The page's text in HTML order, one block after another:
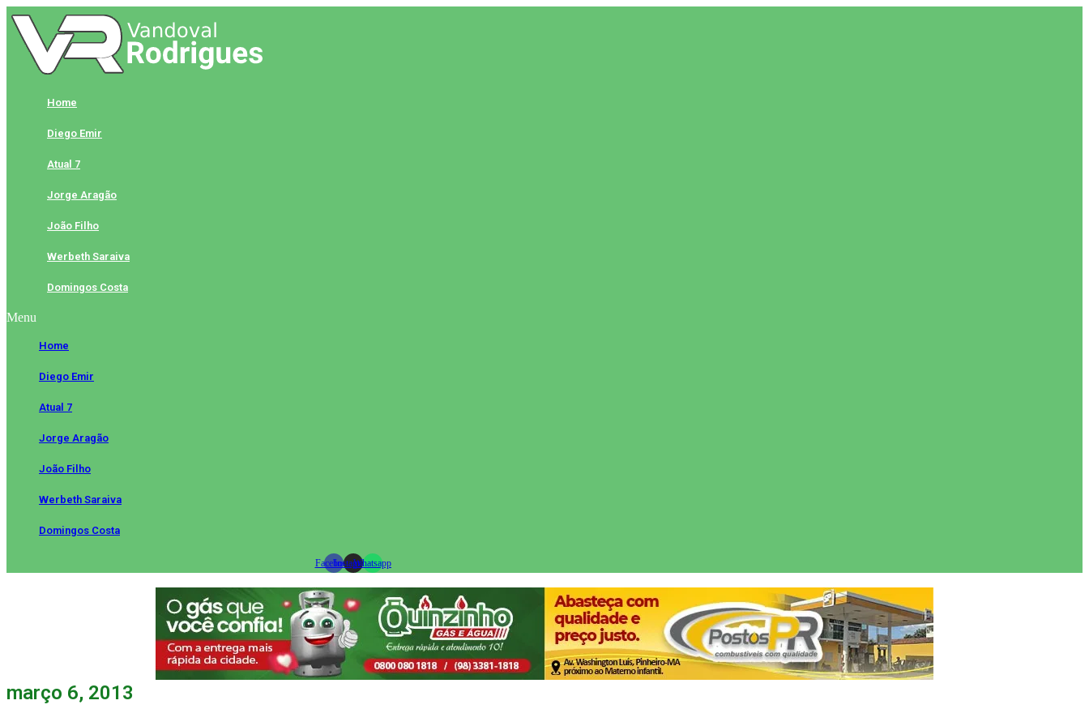
Skip
to
content
Home
Diego Emir
Atual 7
Jorge Aragão
João Filho
Werbeth Saraiva
Domingos Costa
Menu
Home
Diego Emir
Atual 7
Jorge Aragão
João Filho
Werbeth Saraiva
Domingos Costa
FacebookInstagramWhatsapp
março 6, 2013